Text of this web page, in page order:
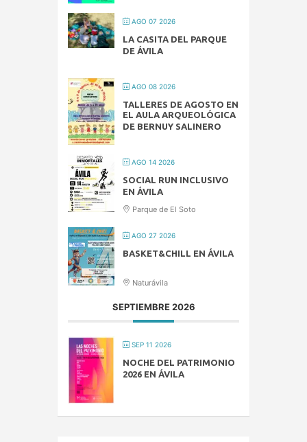
AGO 07 2026
LA CASITA DEL PARQUE
DE ÁVILA
AGO 08 2026
TALLERES DE AGOSTO EN
EL AULA ARQUEOLÓGICA
DE BERNUY SALINERO
AGO 14 2026
SOCIAL RUN INCLUSIVO
EN ÁVILA
Parque de El Soto
AGO 27 2026
BASKET&CHILL EN ÁVILA
Naturávila
SEPTIEMBRE 2026
SEP 11 2026
NOCHE DEL PATRIMONIO
2026 EN ÁVILA